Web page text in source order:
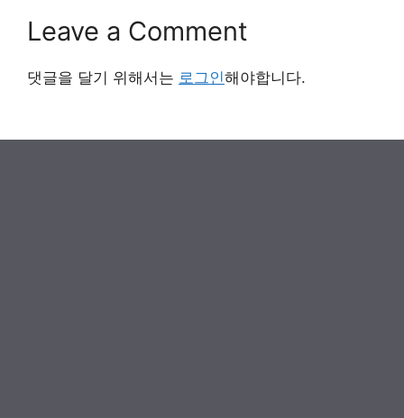
Leave a Comment
댓글을 달기 위해서는 로그인해야합니다.